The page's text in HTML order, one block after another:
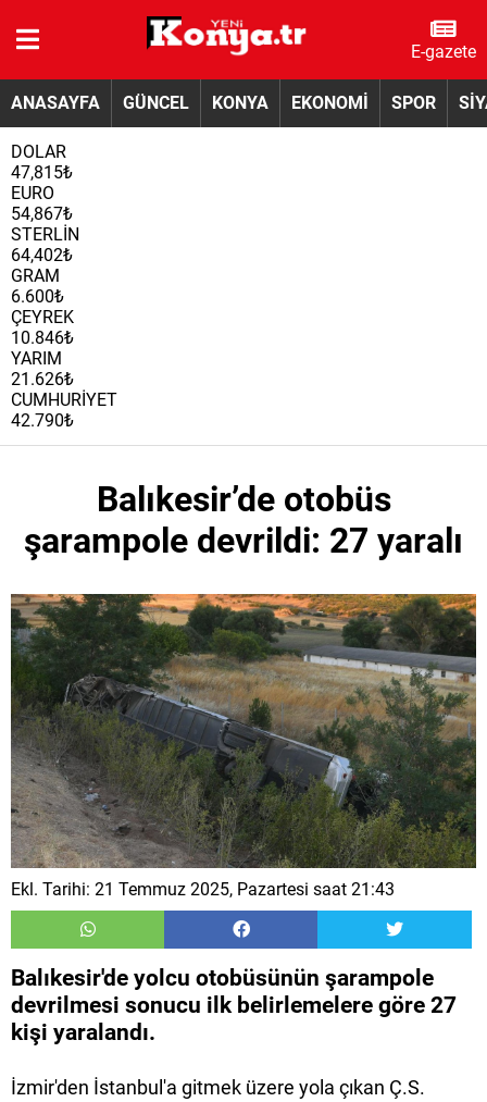
E-gazete
ANASAYFA GÜNCEL KONYA EKONOMİ SPOR
DOLAR
47,815₺
EURO
54,867₺
STERLİN
64,402₺
GRAM
6.600₺
ÇEYREK
10.846₺
YARIM
21.626₺
CUMHURİYET
42.790₺
Balıkesir’de otobüs
şarampole devrildi: 27 yaralı
Ekl. Tarihi: 21 Temmuz 2025, Pazartesi saat 21:43
Balıkesir'de yolcu otobüsünün şarampole
devrilmesi sonucu ilk belirlemelere göre 27
kişi yaralandı.
İzmir'den İstanbul'a gitmek üzere yola çıkan Ç.S.